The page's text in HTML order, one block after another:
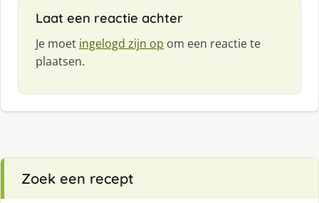
Laat een reactie achter
Je moet ingelogd zijn op om een reactie te
plaatsen.
Zoek een recept